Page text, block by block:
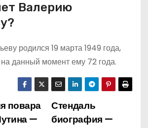
Валерию
родился 19 марта 1949 года,
данный момент ему 72 года.
Стендаль
биография —
повара
—